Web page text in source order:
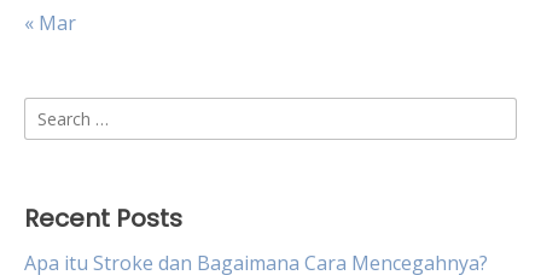
« Mar
Search
for:
Recent Posts
Apa itu Stroke dan Bagaimana Cara Mencegahnya?